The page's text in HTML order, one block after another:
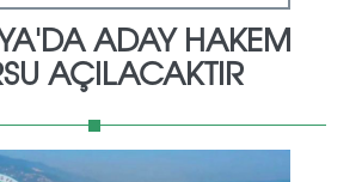
ADAY HAKEM
AÇILACAKTIR